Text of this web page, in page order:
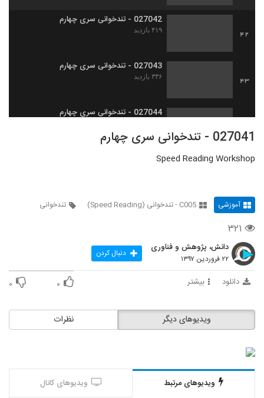
42
027042 - تندخوانی سری چهارم
۴۱۹ بازدید
43
027043 - تندخوانی سری چهارم
۳۳۶ بازدید
027044 - تندخوانی سری چهارم
027045 - تندخوانی سری چهارم
027046 - تندخوانی سری چهارم
47
027047 - تندخوانی سری چهارم
۳۹۹ بازدید
027041 - تندخوانی سری چهارم
Speed Reading Workshop
آموزشی C005 - تندخوانی (Speed Reading) تندخوانی
۳۲۱
دانش، پژوهش و فناوری
۲۲ فروردین ۱۳۹۷ دنبال کردن
دانلود بیشتر ۰ ۰
نظرات ویدیوهای دیگر
ویدیوهای مرتبط ویدیوهای کانال